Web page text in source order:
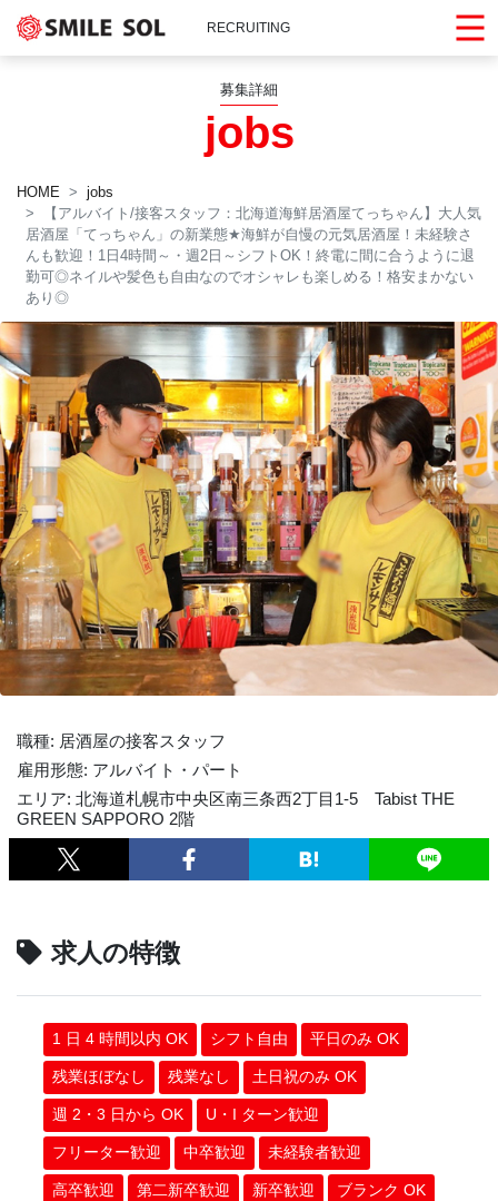
RECRUITING
募集詳細
jobs
HOME
jobs
【アルバイト/接客スタッフ：北海道海鮮居酒屋てっちゃん】大人気
居酒屋「てっちゃん」の新業態★海鮮が自慢の元気居酒屋！未経験さ
んも歓迎！1日4時間～・週2日～シフトOK！終電に間に合うように退
勤可◎ネイルや髪色も自由なのでオシャレも楽しめる！格安まかない
あり◎
職種: 居酒屋の接客スタッフ
雇用形態: アルバイト・パート
エリア: 北海道札幌市中央区南三条西2丁目1-5 Tabist THE
GREEN SAPPORO 2階
求人の特徴
1 日 4 時間以内 OK シフト自由 平日のみ OK
残業ほぼなし 残業なし 土日祝のみ OK
週 2・3 日から OK U・I ターン歓迎
フリーター歓迎 中卒歓迎 未経験者歓迎
高卒歓迎 第二新卒歓迎 新卒歓迎 ブランク OK